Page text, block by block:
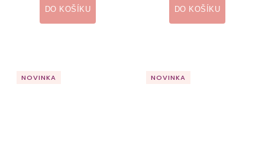
DO KOŠÍKU DO KOŠÍKU
NOVINKA NOVINKA